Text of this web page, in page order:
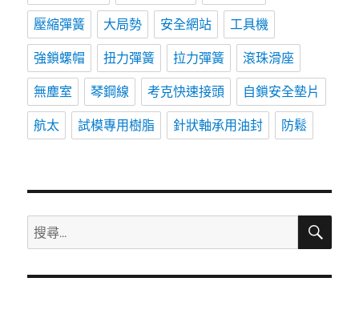
壓縮彈簧 大局勢 安全網站 工具機
強鎖螺帽 扭力彈簧 拉力彈簧 滾珠滑座
無塵室 琴鋼線 考克快速接頭 自鎖安全墊片
航太 試模專用樹脂 針狀軸承用油封 防鬆
搜
尋
關
搜